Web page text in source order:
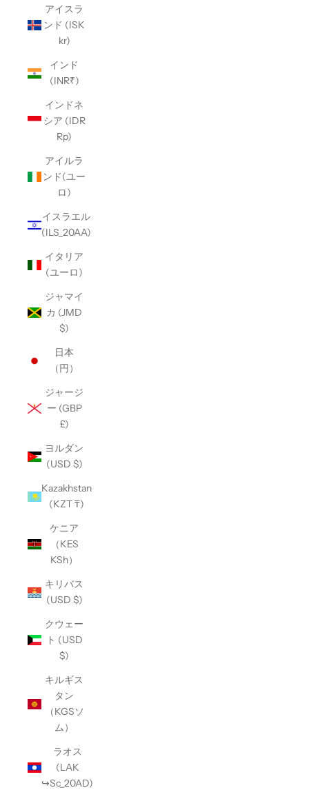
アイスラ
ンド (ISK
kr)
インド
(INR₹)
インドネ
シア (IDR
Rp)
アイルラ
ンド(ユー
ロ)
イスラエル
(ILS_20AA)
イタリア
(ユーロ)
ジャマイ
カ (JMD
$)
日本
（円）
ジャージ
ー (GBP
£)
ヨルダン
(USD $)
Kazakhstan
(KZT ₸)
ケニア
（KES
KSh）
キリバス
(USD $)
クウェー
ト (USD
$)
キルギス
タン
（KGSソ
ム）
ラオス
(LAK
↪Sc_20AD)